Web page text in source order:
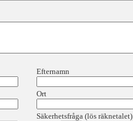
Efternamn
Ort
Säkerhetsfråga (lös räknetalet)